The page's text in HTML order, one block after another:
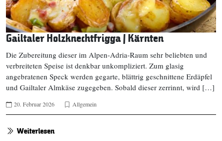
Gailtaler Holzknechtfrigga | Kärnten
Die Zubereitung dieser im Alpen-Adria-Raum sehr beliebten und
verbreiteten Speise ist denkbar unkompliziert. Zum glasig
angebratenen Speck werden gegarte, blättrig geschnittene Erdäpfel
und Gailtaler Almkäse zugegeben. Sobald dieser zerrinnt, wird […]
20. Februar 2026 Allgemein
Weiterlesen